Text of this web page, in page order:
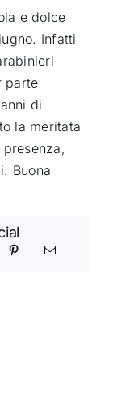
e dolce
Infatti
parte
di
la meritata
Buona